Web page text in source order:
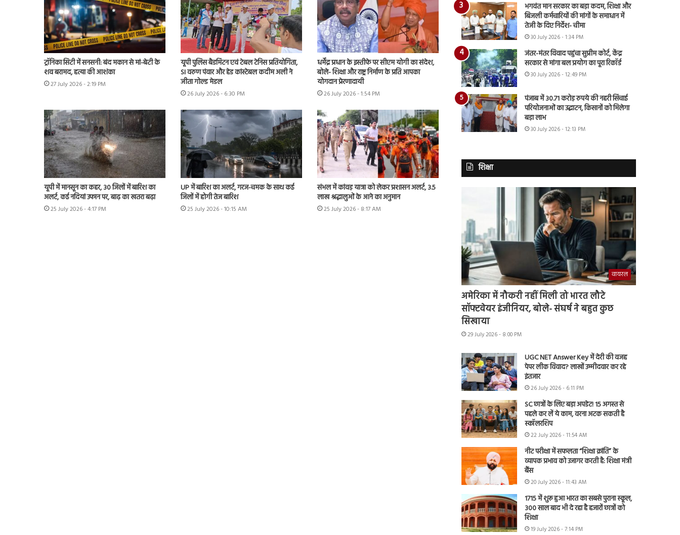
ट्रॉनिका सिटी में सनसनी: बंद मकान से मां-बेटी के
शव बरामद, हत्या की आशंका
27 July 2026 - 2:19 PM
यूपी पुलिस बैडमिंटन एवं टेबल टेनिस प्रतियोगिता,
SI वरुण पंवार और हेड कांस्टेबल कदीम अली ने
जीता गोल्ड मेडल
26 July 2026 - 6:30 PM
धर्मेंद्र प्रधान के इस्तीफे पर सीएम योगी का संदेश,
बोले- शिक्षा और राष्ट्र निर्माण के प्रति आपका
योगदान प्रेरणादायी
26 July 2026 - 1:54 PM
यूपी में मानसून का कहर, 30 जिलों में बारिश का
अलर्ट, कई नदियां उफान पर, बाढ़ का खतरा बढ़ा
25 July 2026 - 4:17 PM
UP में बारिश का अलर्ट, गरज-चमक के साथ कई
जिलों में होगी तेज बारिश
25 July 2026 - 10:15 AM
संभल में कांवड़ यात्रा को लेकर प्रशासन अलर्ट, 3.5
लाख श्रद्धालुओं के आने का अनुमान
25 July 2026 - 8:17 AM
भगवंत मान सरकार का बड़ा कदम, शिक्षा और
बिजली कर्मचारियों की मांगों के समाधान में
तेजी के दिए निर्देश- चीमा
30 July 2026 - 1:34 PM
जंतर-मंतर विवाद पहुंचा सुप्रीम कोर्ट, केंद्र
सरकार से मांगा बल प्रयोग का पूरा रिकॉर्ड
30 July 2026 - 12:49 PM
पंजाब में 30.71 करोड़ रुपये की नहरी सिंचाई
परियोजनाओं का उद्घाटन, किसानों को मिलेगा
बड़ा लाभ
30 July 2026 - 12:13 PM
शिक्षा
वायरल
अमेरिका में नौकरी नहीं मिली तो भारत लौटे
सॉफ्टवेयर इंजीनियर, बोले- संघर्ष ने बहुत कुछ
सिखाया
29 July 2026 - 8:00 PM
UGC NET Answer Key में देरी की वजह
पेपर लीक विवाद? लाखों उम्मीदवार कर रहे
इंतजार
26 July 2026 - 6:11 PM
SC छात्रों के लिए बड़ा अपडेट! 15 अगस्त से
पहले कर लें ये काम, वरना अटक सकती है
स्कॉलरशिप
22 July 2026 - 11:54 AM
नीट परीक्षा में सफलता “शिक्षा क्रांति” के
व्यापक प्रभाव को उजागर करती है: शिक्षा मंत्री
बैंस
20 July 2026 - 11:43 AM
1715 में शुरू हुआ भारत का सबसे पुराना स्कूल,
300 साल बाद भी दे रहा है हजारों छात्रों को
शिक्षा
19 July 2026 - 7:14 PM